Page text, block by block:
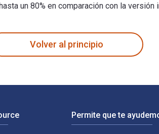
un 80% en comparación con la
Volver al principio
Permite que te